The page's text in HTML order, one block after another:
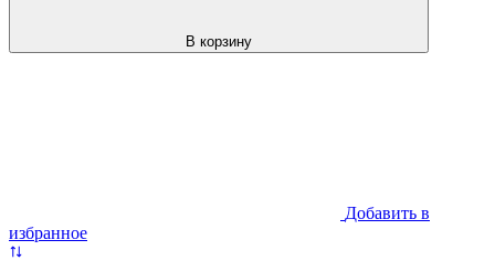
В корзину
Добавить в
избранное